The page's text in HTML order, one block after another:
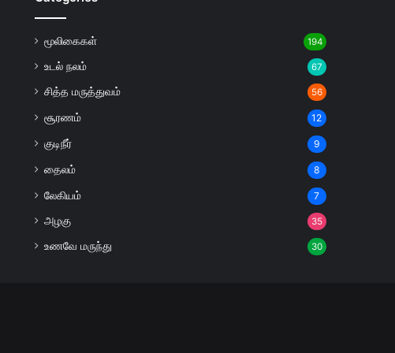
மூலிகைகள் 194
உடல் நலம் 67
சித்த மருத்துவம் 56
சூரணம் 12
குடிநீர் 9
தைலம் 8
லேகியம் 7
அழகு 35
உணவே மருந்து 30